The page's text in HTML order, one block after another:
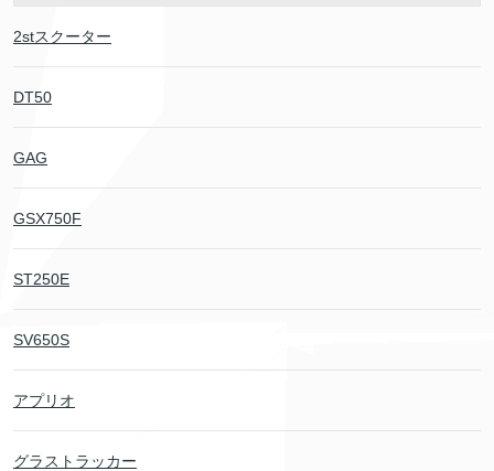
2stスクーター
DT50
GAG
GSX750F
ST250E
SV650S
アプリオ
グラストラッカー